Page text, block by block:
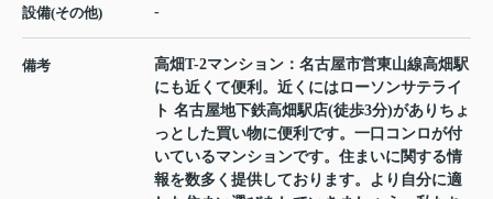
設備(その他) -
備考
高畑T-2マンション：名古屋市営東山線高畑駅
にも近くて便利。近くにはローソンサテライ
ト 名古屋地下鉄高畑駅店(徒歩3分)がありちょ
っとした買い物に便利です。一口コンロが付
いているマンションです。住まいに関する情
報を数多く提供しております。より自分に適